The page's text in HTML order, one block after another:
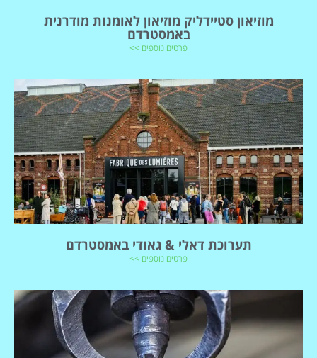
מוזיאון סטיידליק מוזיאון לאומנות מודרנית
באמסטרדם
פרטים נוספים >>
תערוכת דאלי & גאודי באמסטרדם
פרטים נוספים >>